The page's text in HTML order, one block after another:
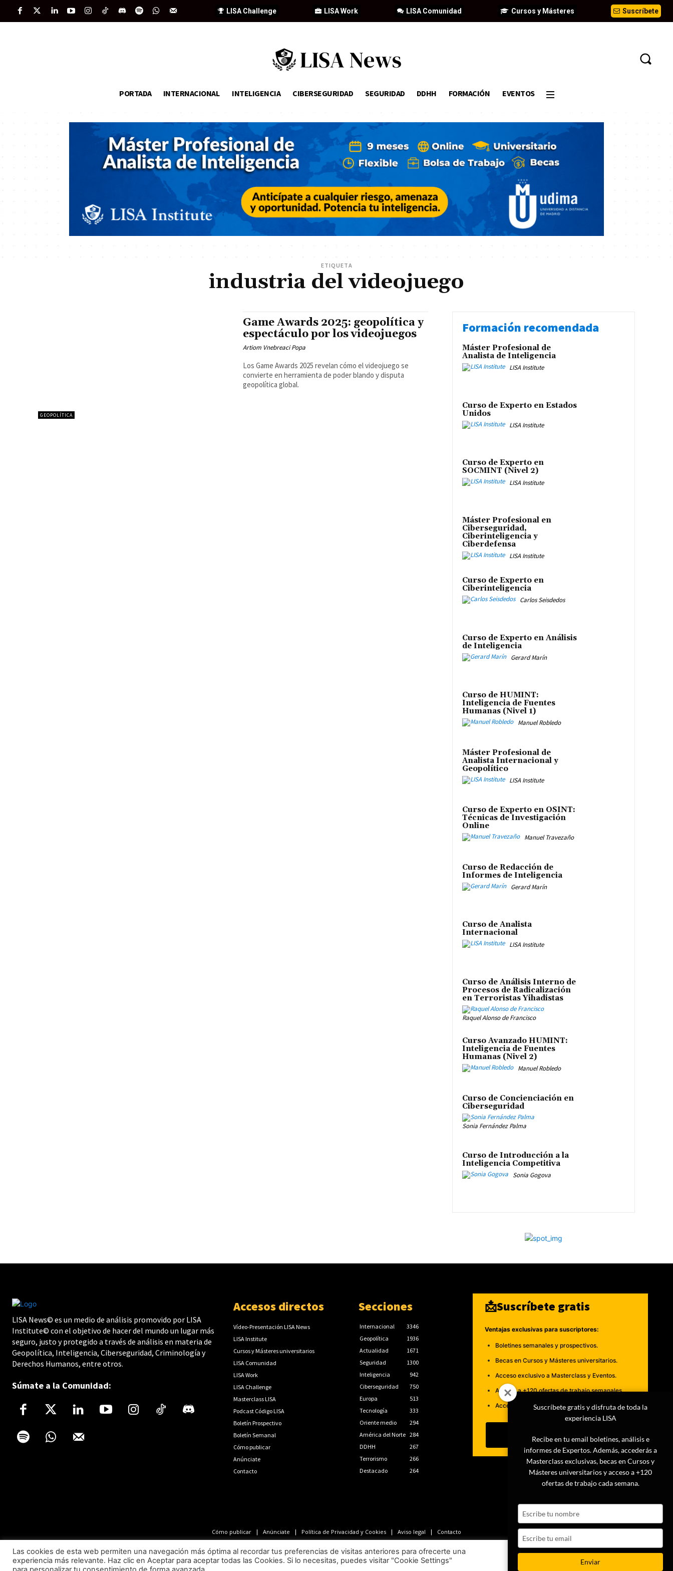
Suscríbete
Cursos y Másteres
LISA Comunidad
LISA Work
LISA Challenge
PORTADA INTERNACIONAL INTELIGENCIA CIBERSEGURIDAD SEGURIDAD DDHH FORMACIÓN EVENTOS
ETIQUETA
industria del videojuego
GEOPOLÍTICA
Game Awards 2025: geopolítica y
espectáculo por los videojuegos
Artiom Vnebreaci Popa
Los Game Awards 2025 revelan cómo el videojuego se
convierte en herramienta de poder blando y disputa
geopolítica global.
Formación recomendada
Máster Profesional de
Analista de Inteligencia
LISA Institute
Curso de Experto en Estados
Unidos
LISA Institute
Curso de Experto en
SOCMINT (Nivel 2)
LISA Institute
Máster Profesional en
Ciberseguridad,
Ciberinteligencia y
Ciberdefensa
LISA Institute
Curso de Experto en
Ciberinteligencia
Carlos Seisdedos
Curso de Experto en Análisis
de Inteligencia
Gerard Marín
Curso de HUMINT:
Inteligencia de Fuentes
Humanas (Nivel 1)
Manuel Robledo
Máster Profesional de
Analista Internacional y
Geopolítico
LISA Institute
Curso de Experto en OSINT:
Técnicas de Investigación
Online
Manuel Travezaño
Curso de Redacción de
Informes de Inteligencia
Gerard Marín
Curso de Analista
Internacional
LISA Institute
Curso de Análisis Interno de
Procesos de Radicalización
en Terroristas Yihadistas
Raquel Alonso de Francisco
Curso Avanzado HUMINT:
Inteligencia de Fuentes
Humanas (Nivel 2)
Manuel Robledo
Curso de Concienciación en
Ciberseguridad
Sonia Fernández Palma
Curso de Introducción a la
Inteligencia Competitiva
Sonia Gogova
LISA News© es un medio de análisis promovido por LISA
Institute© con el objetivo de hacer del mundo un lugar más
seguro, justo y protegido a través de análisis en materia de
Geopolítica, Inteligencia, Ciberseguridad, Criminología y
Derechos Humanos, entre otros.
Súmate a la Comunidad:
Accesos directos
Vídeo-Presentación LISA News
LISA Institute
Cursos y Másteres universitarios
LISA Comunidad
LISA Work
LISA Challenge
Masterclass LISA
Podcast Código LISA
Boletín Prospectivo
Boletín Semanal
Cómo publicar
Anúnciate
Contacto
Secciones
Internacional
3346
Geopolítica
1936
Actualidad
1671
Seguridad
1300
Inteligencia
942
Ciberseguridad
750
Europa
513
Tecnología
333
Oriente medio
294
América del Norte 284
DDHH
267
Terrorismo
266
Destacado
264
📩Suscríbete gratis
Ventajas exclusivas para suscriptores:
Boletines semanales y prospectivos.
Becas en Cursos y Másteres universitarios.
Acceso exclusivo a Masterclass y Eventos.
Acceso a +120 ofertas de trabajo semanales.
Acceso a LISA Comunidad y LISA Challenge.
Suscribirme
Cómo publicar Anúnciate Política de Privacidad y Cookies Aviso legal Contacto
LISA News©. Creative Commons BY-NC-ND.
Suscríbete gratis y disfruta de toda la
experiencia LISA
Recibe en tu email boletines, análisis e
informes de Expertos. Además, accederás a
Masterclass exclusivas, becas en Cursos y
Másteres universitarios y acceso a +120
ofertas de trabajo cada semana.
name
email
Enviar
Las cookies de esta web permiten una navegación más óptima al recordar tus preferencias de visitas anteriores para ofrecerte una
experiencia más relevante. Haz clic en Aceptar para aceptar todas las Cookies. Si lo necesitas, puedes visitar "Cookie Settings"
Ajustes